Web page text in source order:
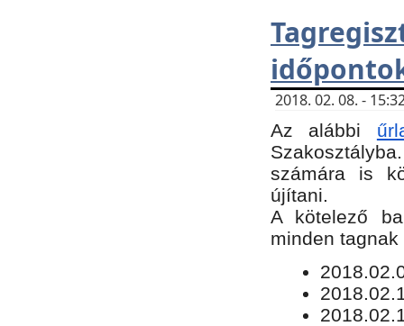
2018. 02. 08. -
Az alábbi
számára is
újítani.
​A kötelező
minden